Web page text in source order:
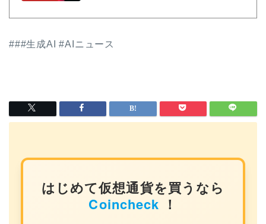
###生成AI #AIニュース
はじめて仮想通貨を買うなら
Coincheck ！